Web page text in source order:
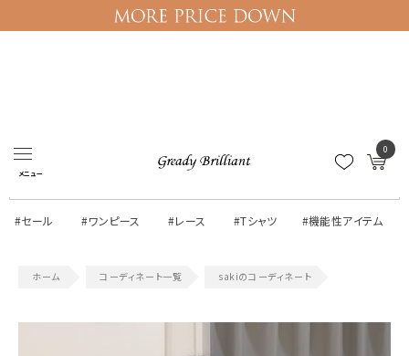
メニュー
0
マイページ
#セール #ワンピース #レース #Tシャツ #機能性アイテム
コーディネート一覧 sakiのコーディネート